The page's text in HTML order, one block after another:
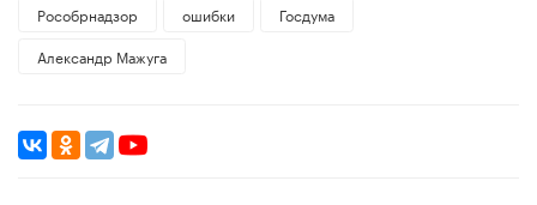
Рособрнадзор
ошибки
Госдума
Александр Мажуга